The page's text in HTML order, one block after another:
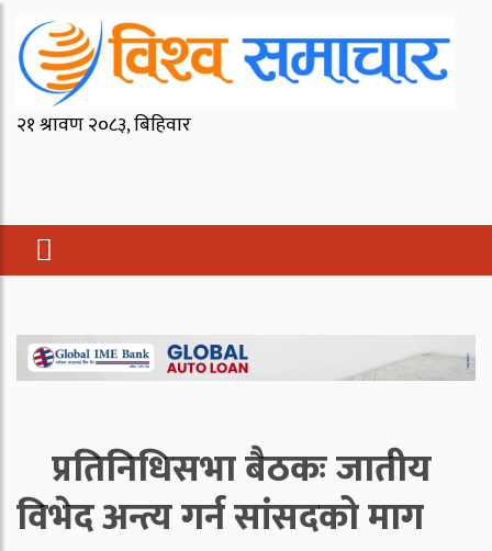
प्रतिनिधिसभा बैठकः जातीय
विभेद अन्त्य गर्न सांसदको माग